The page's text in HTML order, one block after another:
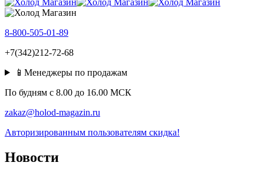
8-800-505-01-89
+7(342)212-72-68
📱Менеджеры по продажам
По будням c 8.00 до 16.00 МСК
zakaz@holod-magazin.ru
Авторизированным пользователям скидка!
Новости